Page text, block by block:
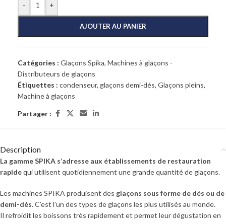
- +
AJOUTER AU PANIER
Catégories : Glaçons Spika, Machines à glaçons -
Distributeurs de glaçons
Étiquettes : condenseur, glaçons demi-dés, Glaçons pleins,
Machine à glaçons
Partager :
Description
La gamme SPIKA s’adresse aux établissements de restauration
rapidequi utilisent quotidiennement une grande quantité de glaçons.
Les machines SPIKA produisent des glaçons sous forme de dés ou de
demi-dés. C’est l’un des types de glaçons les plus utilisés au monde.
Il refroidit les boissons très rapidement et permet leur dégustation en